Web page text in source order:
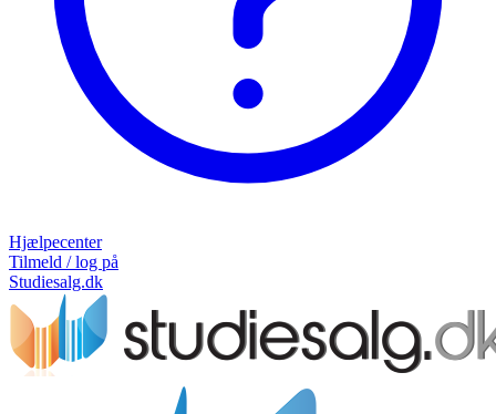
Hjælpecenter
Tilmeld / log på
Studiesalg.dk